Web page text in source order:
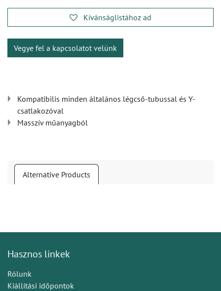
Kívánságlistához ad
Vegye fel a kapcsolatot velünk
Kompatibilis minden általános légcső-tubussal és Y-
csatlakozóval
Masszív műanyagból
Alternative Products
Hasznos linkek
Rólunk
Kiállítási időpontok